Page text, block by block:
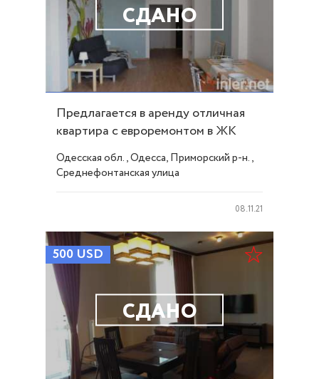
СДАНО
Предлагается в аренду отличная
квартира с евроремонтом в ЖК
Чудо Город ID 5164
Одесская обл., Одесса, Приморский р-н.,
Среднефонтанская улица
08.11.21
СДАНО
500 USD